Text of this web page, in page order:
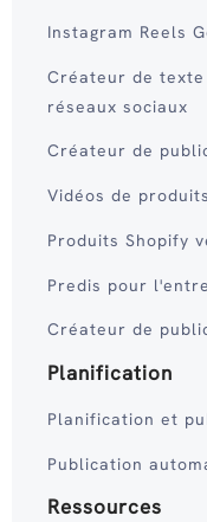
Instagram Reels
Créateur de
réseaux sociaux
Créateur de
Vidéos de
Produits Shopify
Predis pour
Créateur de
Planification
Planification et
Publication
Ressources